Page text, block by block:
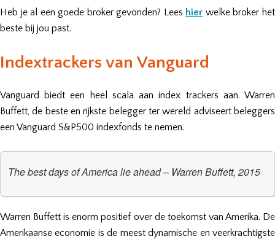
Heb je al een goede broker gevonden? Lees hier welke broker het
beste bij jou past.
Indextrackers van Vanguard
Vanguard biedt een heel scala aan index trackers aan. Warren
Buffett, de beste en rijkste belegger ter wereld adviseert beleggers
een Vanguard S&P500 indexfonds te nemen.
The best days of America lie ahead – Warren Buffett, 2015
Warren Buffett is enorm positief over de toekomst van Amerika. De
Amerikaanse economie is de meest dynamische en veerkrachtigste